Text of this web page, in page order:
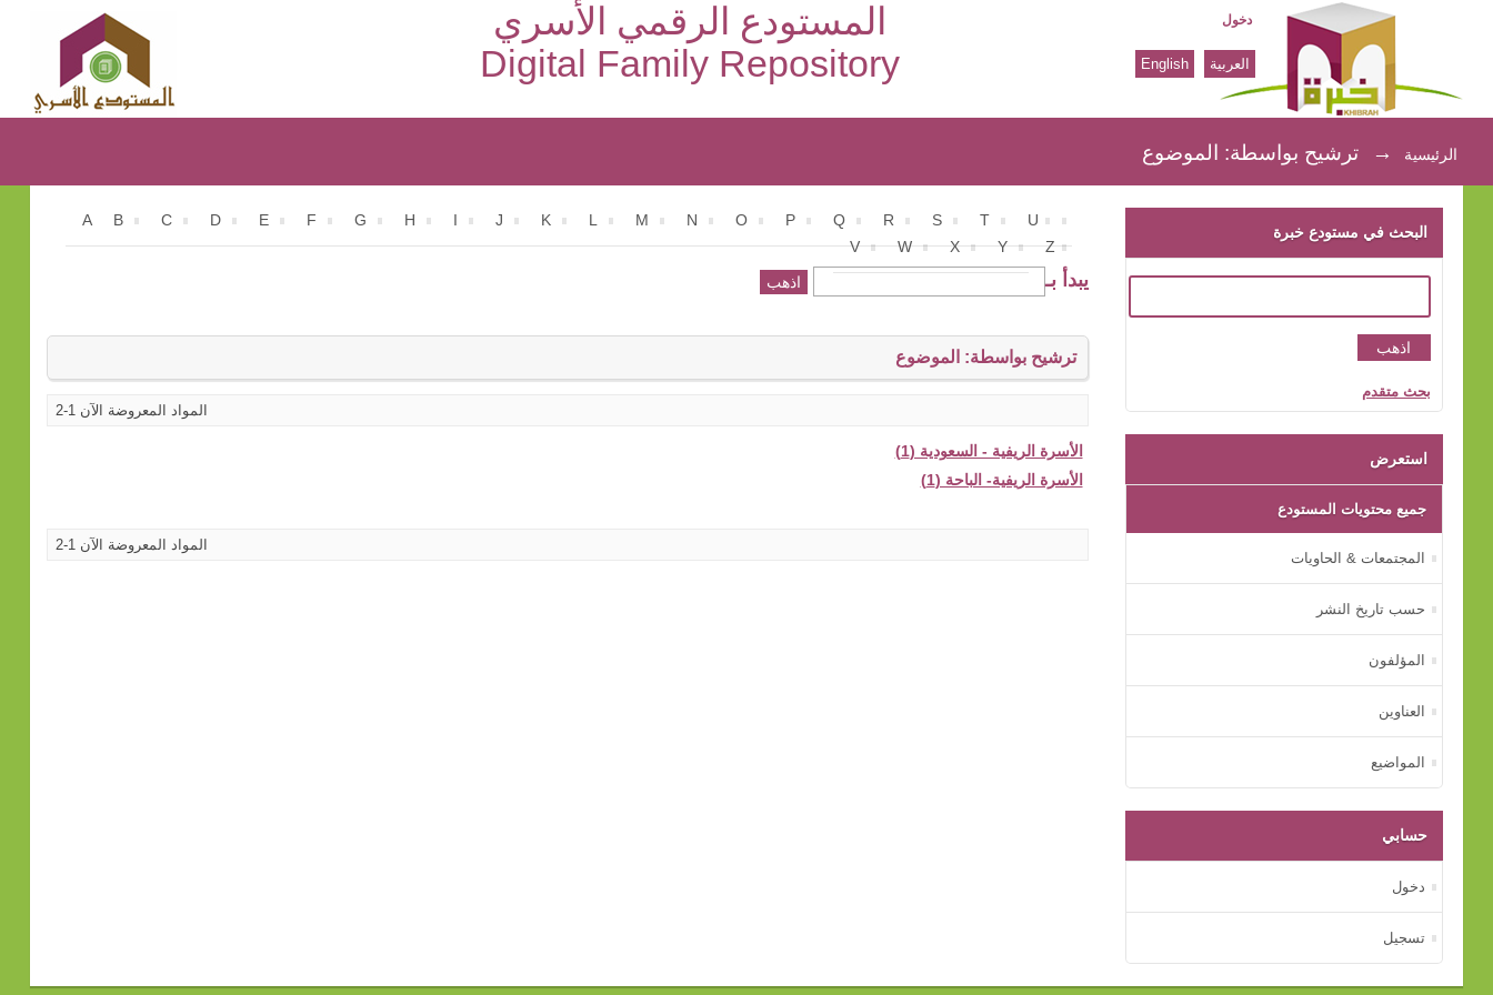
المستودع الرقمي الأسري
Digital Family Repository
ترشيح بواسطة: الموضوع
دخول
العربية English
الرئيسية → ترشيح بواسطة: الموضوع
A B C D E F G H J K L M N O P Q R S T
U
V
W X Y Z
يبدأ بـ
ترشيح بواسطة: الموضوع
المواد المعروضة الآن 1-2
الأسرة الريفية - السعودية (1)
الأسرة الريفية- الباحة (1)
المواد المعروضة الآن 1-2
البحث في مستودع خبرة
بحث متقدم
استعرض
جميع محتويات المستودع
المجتمعات & الحاويات
حسب تاريخ النشر
المؤلفون
العناوين
المواضيع
حسابي
دخول
تسجيل